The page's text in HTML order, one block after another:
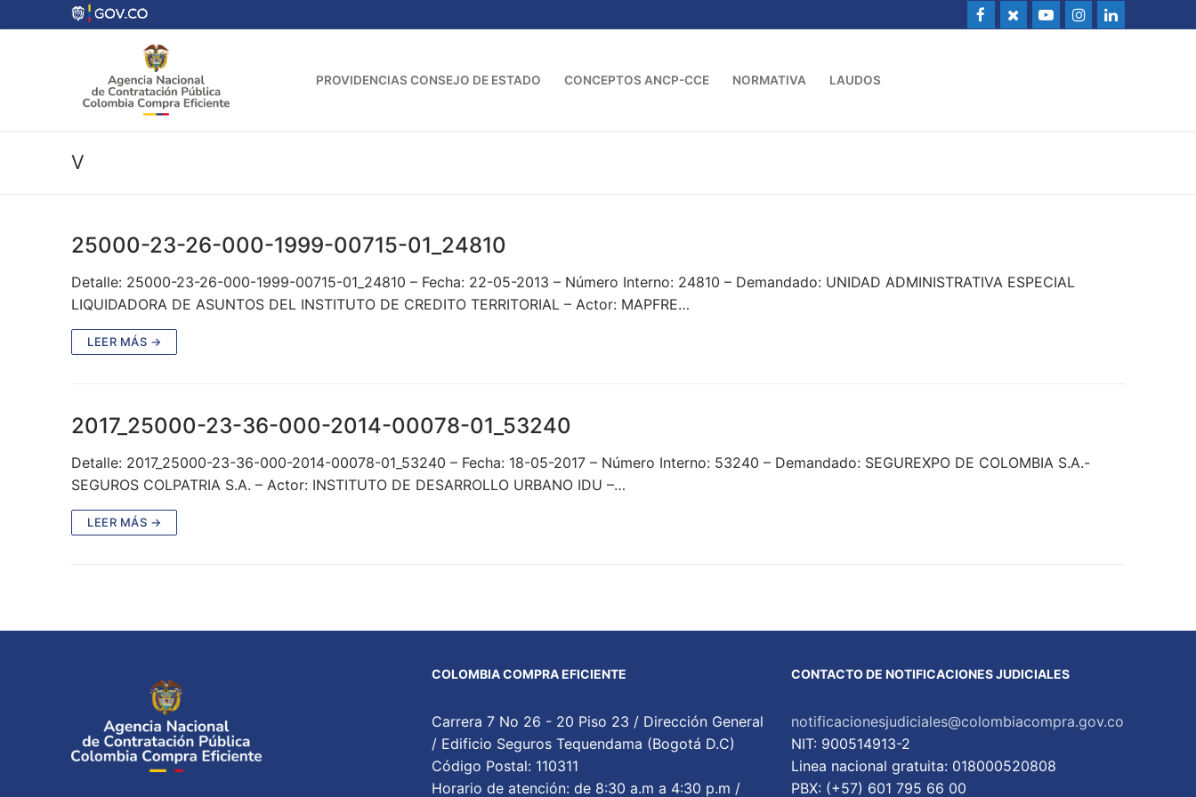
al
PROVIDENCIAS CONSEJO DE ESTADO CONCEPTOS ANCP-CCE NORMATIVA LAUDOS
V
25000-23-26-000-1999-00715-01_24810
Detalle: 25000-23-26-000-1999-00715-01_24810 – Fecha: 22-05-2013 – Número Interno: 24810 – Demandado: UNIDAD ADMINISTRATIVA ESPECIAL
LIQUIDADORA DE ASUNTOS DEL INSTITUTO DE CREDITO TERRITORIAL – Actor: MAPFRE…
LEER MÁS →
2017_25000-23-36-000-2014-00078-01_53240
Detalle: 2017_25000-23-36-000-2014-00078-01_53240 – Fecha: 18-05-2017 – Número Interno: 53240 – Demandado: SEGUREXPO DE COLOMBIA S.A.-
SEGUROS COLPATRIA S.A. – Actor: INSTITUTO DE DESARROLLO URBANO IDU –…
LEER MÁS →
COLOMBIA COMPRA EFICIENTE
Carrera 7 No 26 - 20 Piso 23 / Dirección General
/ Edificio Seguros Tequendama (Bogotá D.C)
Código Postal: 110311
Horario de atención: de 8:30 a.m a 4:30 p.m /
CONTACTO DE NOTIFICACIONES JUDICIALES
notificacionesjudiciales@colombiacompra.gov.co
NIT: 900514913-2
Linea nacional gratuita: 018000520808
PBX: (+57) 601 795 66 00